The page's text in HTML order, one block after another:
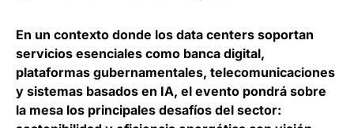
En un contexto donde los data centers soportan
servicios esenciales como banca digital,
plataformas gubernamentales, telecomunicaciones
y sistemas basados en IA, el evento pondrá sobre
la mesa los principales desafíos del sector: